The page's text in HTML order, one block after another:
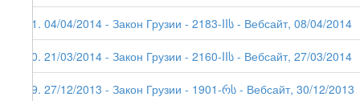
71. 04/04/2014 - Закон Грузии - 2183-IIს - Вебсайт, 08/04/2014
70. 21/03/2014 - Закон Грузии - 2160-IIს - Вебсайт, 27/03/2014
69. 27/12/2013 - Закон Грузии - 1901-რს - Вебсайт, 30/12/2013